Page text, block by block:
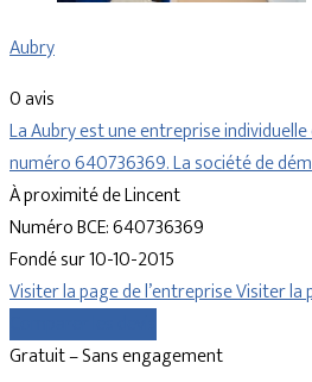
Aubry
0 avis
La Aubry est une entreprise individuelle
numéro 640736369. La société de
À proximité de Lincent
Numéro BCE: 640736369
Fondé sur 10-10-2015
Visiter la page de l’entrepriseVisiter la
Gratuit – Sans engagement